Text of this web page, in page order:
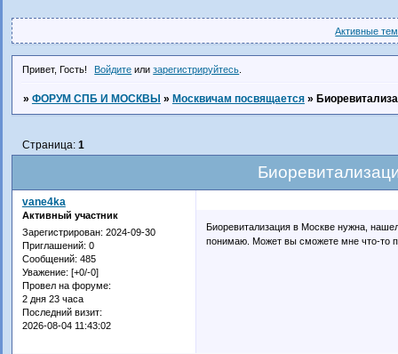
Активные
Привет, Гость! Войдите илизарегистрируйтесь
» ФОРУМ СПБ И МОСКВЫ » Москвичам посвящается »
Страница: 1
vane4ka
Активный участник
Зарегистрирован: 2024-09-30
Приглашений: 0
Сообщений: 485
Уважение: [+0/-0]
Провел на форуме:
2 дня 23 часа
Последний визит:
2026-08-04 11:43:02
Биоревитализация в Москве нужна,
понимаю. Может вы сможете мне что-то